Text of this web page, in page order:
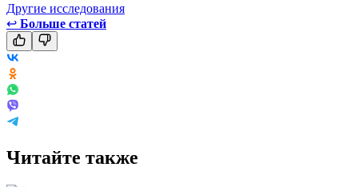
Другие исследования
↩ Больше статей
Читайте также